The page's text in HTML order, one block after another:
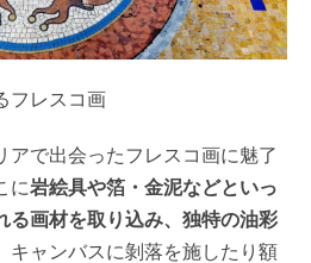
フレスコ画
アで出会ったフレスコ画に魅了
に岩絵具や箔・金泥などといっ
る画材を取り込み、独特の油彩
キャンバスに剝落を施したり額